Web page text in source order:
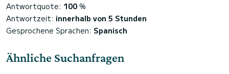
Antwortquote: 100 %
Antwortzeit: innerhalb von 5 Stunden
Gesprochene Sprachen: Spanisch
Ähnliche Suchanfragen